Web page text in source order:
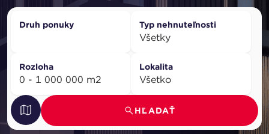
Druh ponuky Typ nehnuteľnosti
Rozloha
0 - 1 000 000 m2
Lokalita
HĽADAŤ